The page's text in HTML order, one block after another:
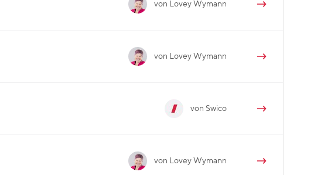
von Lovey Wymann
von Lovey Wymann
von Swico
von Lovey Wymann